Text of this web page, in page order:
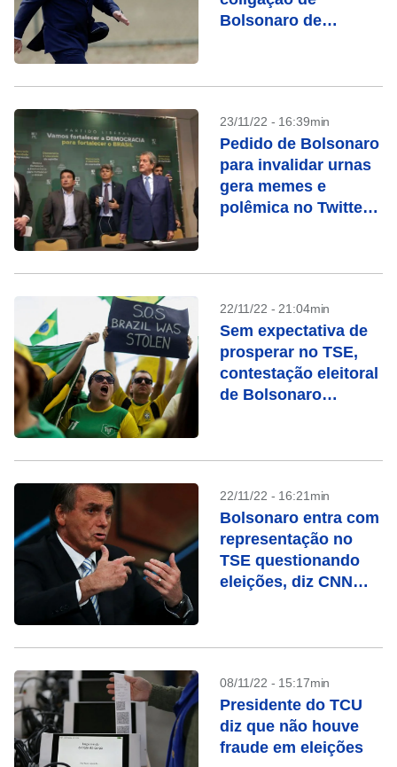
Bolsonaro de
23/11/22 - 16:39min
Pedido de Bolsonaro
para invalidar urnas
gera memes e
polêmica no Twitter;
22/11/22 - 21:04min
Sem expectativa de
prosperar no TSE,
contestação eleitoral
de Bolsonaro
golpistas
22/11/22 - 16:21min
Bolsonaro entra com
representação no
TSE questionando
eleições, diz CNN
08/11/22 - 15:17min
Presidente do TCU
diz que não houve
fraude em eleições